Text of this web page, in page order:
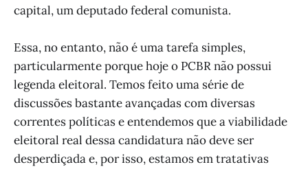
capital, um deputado federal comunista.
Essa, no entanto, não é uma tarefa simples,
particularmente porque hoje o PCBR não possui
legenda eleitoral. Temos feito uma série de
discussões bastante avançadas com diversas
correntes políticas e entendemos que a viabilidade
eleitoral real dessa candidatura não deve ser
desperdiçada e, por isso, estamos em tratativas